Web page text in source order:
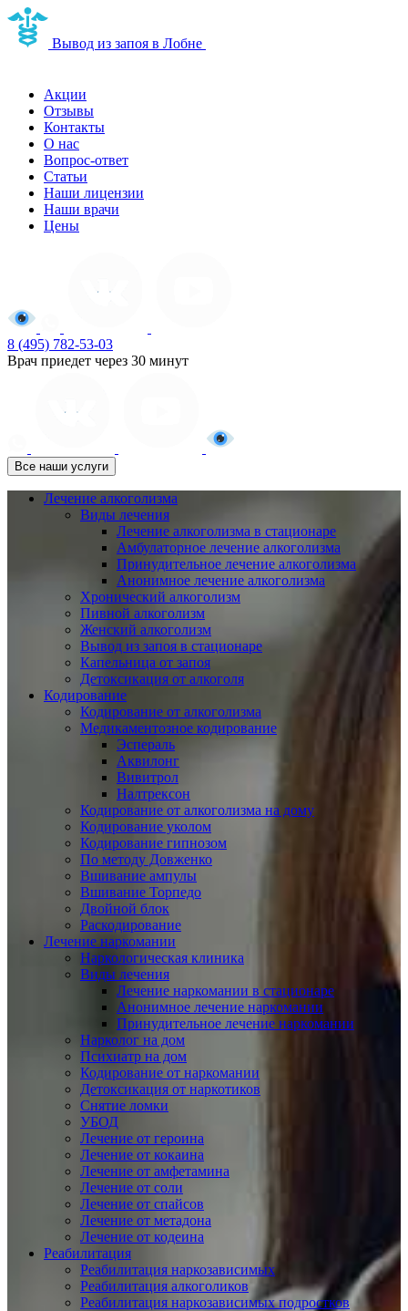
Вывод из запоя в Лобне
Акции
Отзывы
Контакты
О нас
Вопрос-ответ
Статьи
Наши лицензии
Наши врачи
Цены
8 (495) 782-53-03
Врач приедет через 30 минут
Все наши услуги
Лечение алкоголизма
Виды лечения
Лечение алкоголизма в стационаре
Амбулаторное лечение алкоголизма
Принудительное лечение алкоголизма
Анонимное лечение алкоголизма
Хронический алкоголизм
Пивной алкоголизм
Женский алкоголизм
Вывод из запоя в стационаре
Капельница от запоя
Детоксикация от алкоголя
Кодирование
Кодирование от алкоголизма
Медикаментозное кодирование
Эспераль
Аквилонг
Вивитрол
Налтрексон
Кодирование от алкоголизма на дому
Кодирование уколом
Кодирование гипнозом
По методу Довженко
Вшивание ампулы
Вшивание Торпедо
Двойной блок
Раскодирование
Лечение наркомании
Наркологическая клиника
Виды лечения
Лечение наркомании в стационаре
Анонимное лечение наркомании
Принудительное лечение наркомании
Нарколог на дом
Психиатр на дом
Кодирование от наркомании
Детоксикация от наркотиков
Снятие ломки
УБОД
Лечение от героина
Лечение от кокаина
Лечение от амфетамина
Лечение от соли
Лечение от спайсов
Лечение от метадона
Лечение от кодеина
Реабилитация
Реабилитация наркозависимых
Реабилитация алкоголиков
Реабилитация наркозависимых подростков